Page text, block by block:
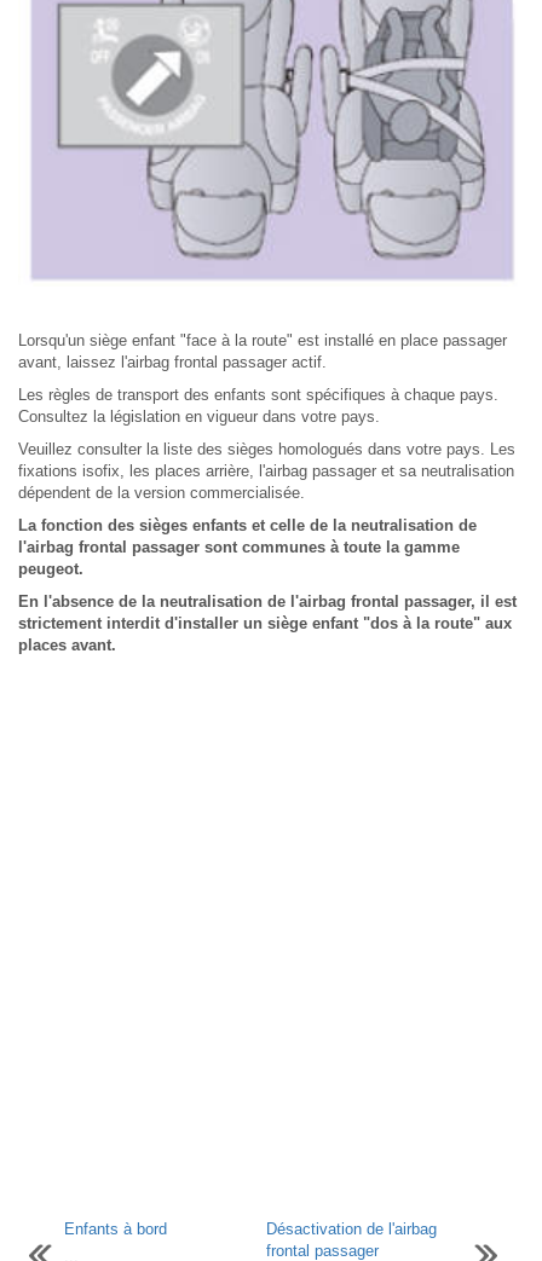
Lorsqu'un siège enfant "face à la route" est installé en place passager
avant, laissez l'airbag frontal passager actif.
Les règles de transport des enfants sont spécifiques à chaque pays.
Consultez la législation en vigueur dans votre pays.
Veuillez consulter la liste des sièges homologués dans votre pays. Les
fixations isofix, les places arrière, l'airbag passager et sa neutralisation
dépendent de la version commercialisée.
La fonction des sièges enfants et celle de la neutralisation de
l'airbag frontal passager sont communes à toute la gamme
peugeot.
En l'absence de la neutralisation de l'airbag frontal passager, il est
strictement interdit d'installer un siège enfant "dos à la route" aux
places avant.
Enfants à bord
Désactivation de l'airbag
frontal passager